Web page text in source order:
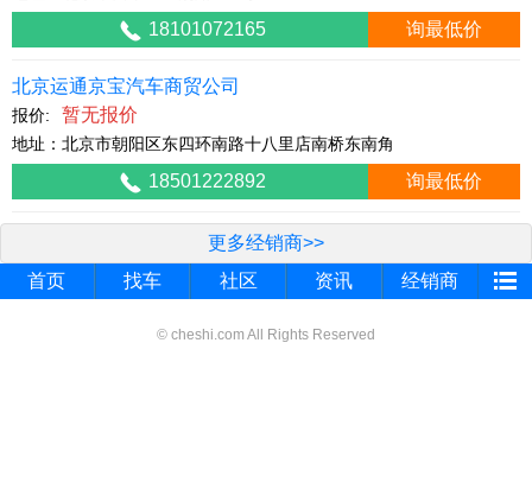
18101072165 询最低价
北京运通京宝汽车商贸公司
报价: 暂无报价
地址：北京市朝阳区东四环南路十八里店南桥东南角
18501222892 询最低价
更多经销商>>
首页
找车 社区 资讯 经销商
© cheshi.com All Rights Reserved